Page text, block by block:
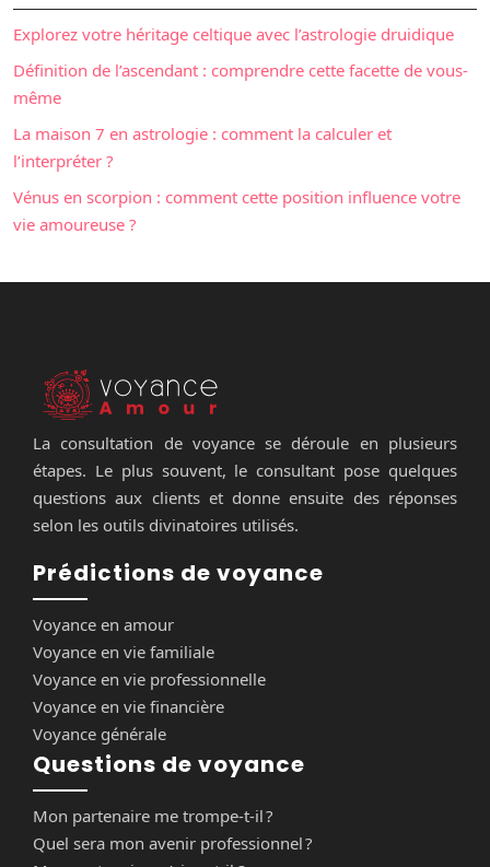
Explorez votre héritage celtique avec l’astrologie druidique
Définition de l’ascendant : comprendre cette facette de vous-
même
La maison 7 en astrologie : comment la calculer et
l’interpréter ?
Vénus en scorpion : comment cette position influence votre
vie amoureuse ?
La consultation de voyance se déroule en plusieurs
étapes. Le plus souvent, le consultant pose quelques
questions aux clients et donne ensuite des réponses
selon les outils divinatoires utilisés.
Prédictions de voyance
Voyance en amour
Voyance en vie familiale
Voyance en vie professionnelle
Voyance en vie financière
Voyance générale
Questions de voyance
Mon partenaire me trompe-t-il ?
Quel sera mon avenir professionnel ?